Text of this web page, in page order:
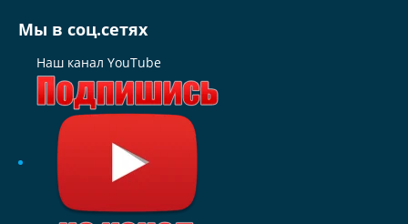
Мы в соц.сетях
Наш канал YouTube